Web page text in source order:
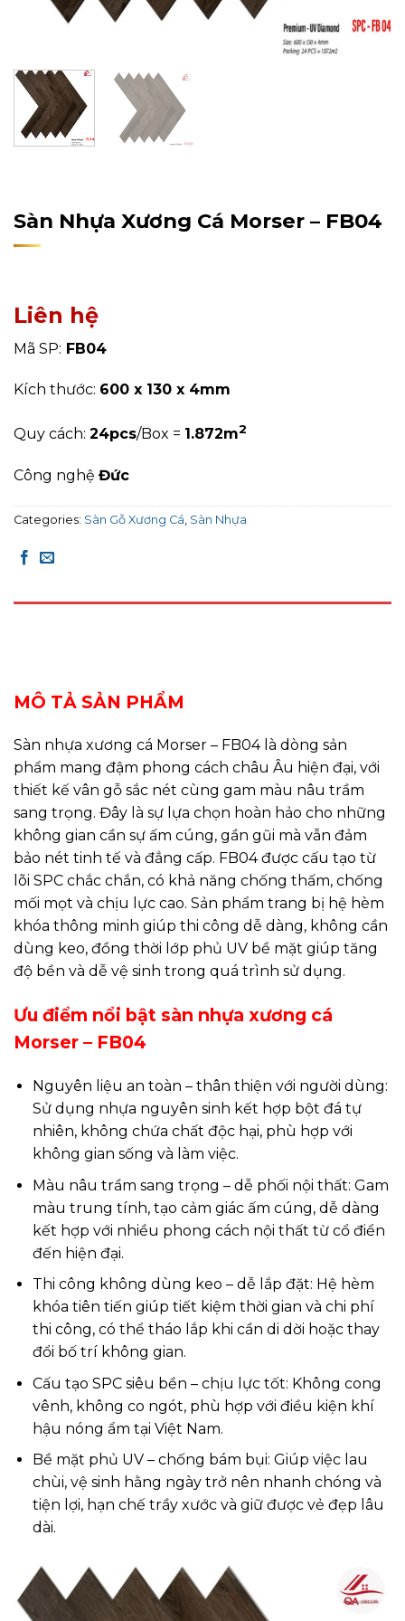
Sàn Nhựa Xương Cá Morser – FB04
Liên hệ
Mã SP: FB04
Kích thước: 600 x 130 x 4mm
Quy cách: 24pcs/Box = 1.872m2
Công nghệ Đức
Categories: Sàn Gỗ Xương Cá, Sàn Nhựa
MÔ TẢ SẢN PHẨM
Sàn nhựa xương cá Morser – FB04 là dòng sản
phẩm mang đậm phong cách châu Âu hiện đại, với
thiết kế vân gỗ sắc nét cùng gam màu nâu trầm
sang trọng. Đây là sự lựa chọn hoàn hảo cho những
không gian cần sự ấm cúng, gần gũi mà vẫn đảm
bảo nét tinh tế và đẳng cấp. FB04 được cấu tạo từ
lõi SPC chắc chắn, có khả năng chống thấm, chống
mối mọt và chịu lực cao. Sản phẩm trang bị hệ hèm
khóa thông minh giúp thi công dễ dàng, không cần
dùng keo, đồng thời lớp phủ UV bề mặt giúp tăng
độ bền và dễ vệ sinh trong quá trình sử dụng.
Ưu điểm nổi bật sàn nhựa xương cá
Morser – FB04
Nguyên liệu an toàn – thân thiện với người dùng:
Sử dụng nhựa nguyên sinh kết hợp bột đá tự
nhiên, không chứa chất độc hại, phù hợp với
không gian sống và làm việc.
Màu nâu trầm sang trọng – dễ phối nội thất: Gam
màu trung tính, tạo cảm giác ấm cúng, dễ dàng
kết hợp với nhiều phong cách nội thất từ cổ điển
đến hiện đại.
Thi công không dùng keo – dễ lắp đặt: Hệ hèm
khóa tiên tiến giúp tiết kiệm thời gian và chi phí
thi công, có thể tháo lắp khi cần di dời hoặc thay
đổi bố trí không gian.
Cấu tạo SPC siêu bền – chịu lực tốt: Không cong
vênh, không co ngót, phù hợp với điều kiện khí
hậu nóng ẩm tại Việt Nam.
Bề mặt phủ UV – chống bám bụi: Giúp việc lau
chùi, vệ sinh hằng ngày trở nên nhanh chóng và
tiện lợi, hạn chế trầy xước và giữ được vẻ đẹp lâu
dài.